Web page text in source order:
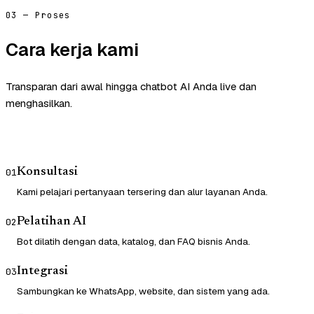
03 — Proses
Cara kerja kami
Transparan dari awal hingga chatbot AI Anda live dan
menghasilkan.
01Konsultasi
Kami pelajari pertanyaan tersering dan alur layanan Anda.
02Pelatihan AI
Bot dilatih dengan data, katalog, dan FAQ bisnis Anda.
03Integrasi
Sambungkan ke WhatsApp, website, dan sistem yang ada.